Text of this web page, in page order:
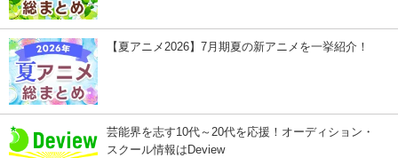
【夏アニメ2026】7月期夏の新アニメを一挙紹介！
芸能界を志す10代～20代を応援！オーディション・
スクール情報はDeview